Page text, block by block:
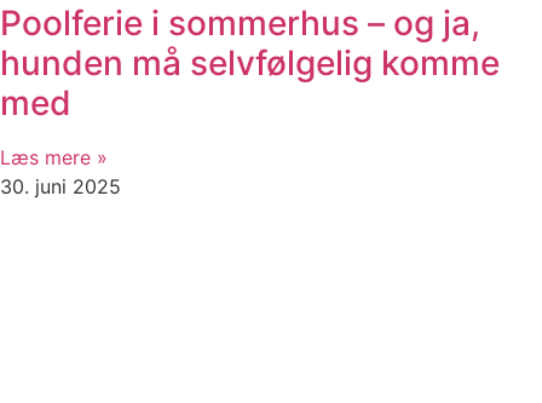
Poolferie i sommerhus – og ja,
hunden må selvfølgelig komme
med
Læs mere »
30. juni 2025